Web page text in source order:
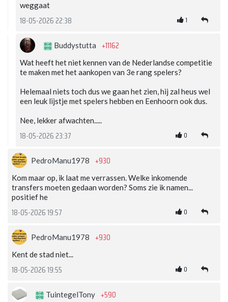
weggaat
18-05-2026 22:38 1
Buddystutta +11162
Wat heeft het niet kennen van de Nederlandse competitie
te maken met het aankopen van 3e rang spelers?
Helemaal niets toch dus we gaan het zien, hij zal heus wel
een leuk lijstje met spelers hebben en Eenhoorn ook dus.
Nee, lekker afwachten.....
18-05-2026 23:37 0
PedroManu1978 +930
Kom maar op, ik laat me verrassen. Welke inkomende
transfers moeten gedaan worden? Soms zie ik namen...
positief he
18-05-2026 19:57 0
PedroManu1978 +930
Kent de stad niet...
18-05-2026 19:55 0
TuintegelTony +590